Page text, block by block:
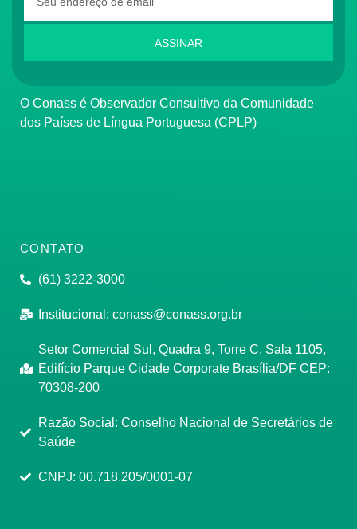
ASSINAR
O Conass é Observador Consultivo da Comunidade
dos Países de Língua Portuguesa (CPLP)
CONTATO
(61) 3222-3000
Institucional: conass@conass.org.br
Setor Comercial Sul, Quadra 9, Torre C, Sala 1105,
Edifício Parque Cidade Corporate Brasília/DF CEP:
70308-200
Razão Social: Conselho Nacional de Secretários de
Saúde
CNPJ: 00.718.205/0001-07